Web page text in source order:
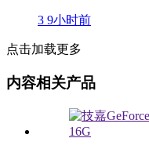
3 9小时前
点击加载更多
内容相关产品